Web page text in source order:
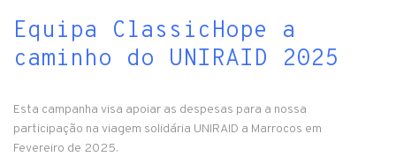
Equipa ClassicHope a
caminho do UNIRAID 2025
Esta campanha visa apoiar as despesas para a nossa
participação na viagem solidária UNIRAID a Marrocos em
Fevereiro de 2025.